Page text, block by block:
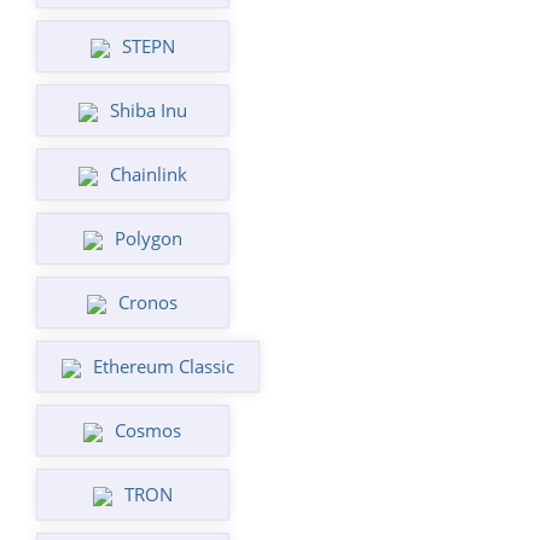
STEPN
Shiba Inu
Chainlink
Polygon
Cronos
Ethereum Classic
Cosmos
TRON